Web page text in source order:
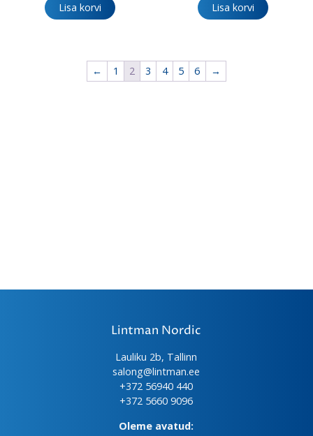
Lisa korvi Lisa korvi
← 1 2 3 4 5 6 →
Lintman Nordic
Lauliku 2b, Tallinn
salong@lintman.ee
+372 56940 440
+372 5660 9096
Oleme avatud: